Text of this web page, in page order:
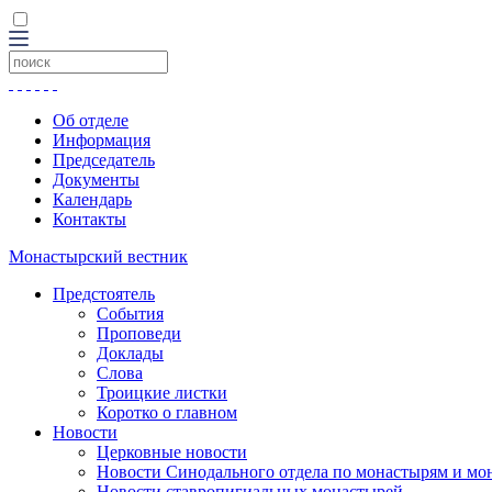
Об отделе
Информация
Председатель
Документы
Календарь
Контакты
Монастырский вестник
Предстоятель
События
Проповеди
Доклады
Слова
Троицкие листки
Коротко о главном
Новости
Церковные новости
Новости Синодального отдела по монастырям и